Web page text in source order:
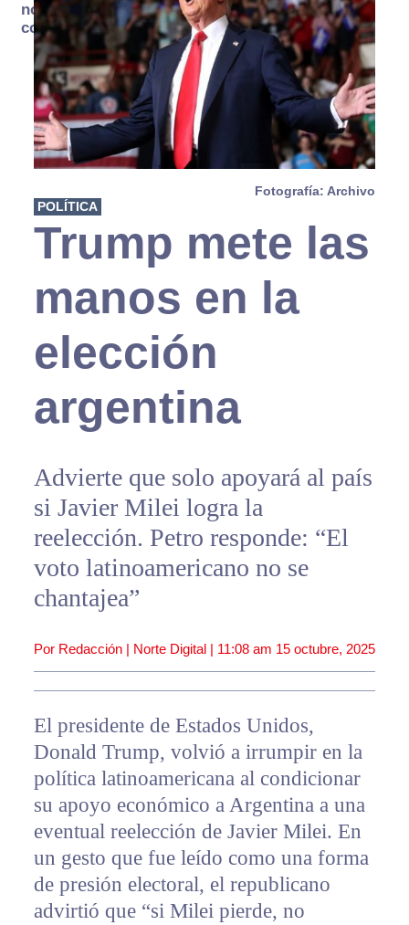
no se
consume
Fotografía: Archivo
POLÍTICA
Trump mete las
manos en la
elección
argentina
Advierte que solo apoyará al país
si Javier Milei logra la
reelección. Petro responde: “El
voto latinoamericano no se
chantajea”
Por Redacción | Norte Digital | 11:08 am 15 octubre, 2025
El presidente de Estados Unidos,
Donald Trump, volvió a irrumpir en la
política latinoamericana al condicionar
su apoyo económico a Argentina a una
eventual reelección de Javier Milei. En
un gesto que fue leído como una forma
de presión electoral, el republicano
advirtió que “si Milei pierde, no